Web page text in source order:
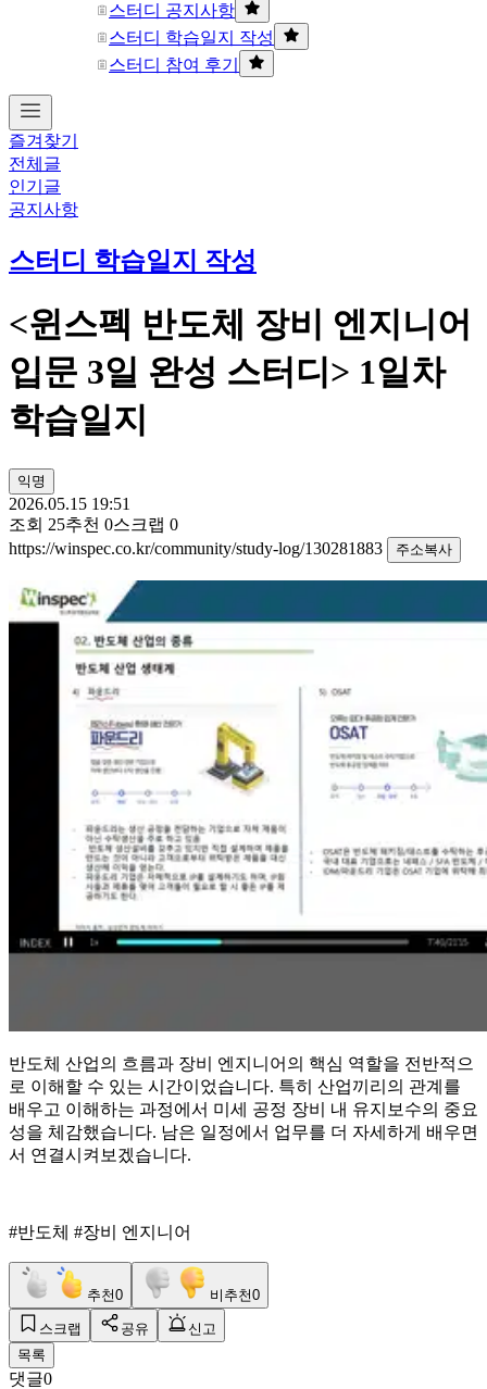
스터디 공지사항
스터디 학습일지 작성
스터디 참여 후기
즐겨찾기
전체글
인기글
공지사항
스터디 학습일지 작성
<윈스펙 반도체 장비 엔지니어
입문 3일 완성 스터디> 1일차
학습일지
익명
2026.05.15 19:51
조회 25추천 0스크랩 0
https://winspec.co.kr/community/study-log/130281883
주소복사
반도체 산업의 흐름과 장비 엔지니어의 핵심 역할을 전반적으
로 이해할 수 있는 시간이었습니다. 특히 산업끼리의 관계를
배우고 이해하는 과정에서 미세 공정 장비 내 유지보수의 중요
성을 체감했습니다. 남은 일정에서 업무를 더 자세하게 배우면
서 연결시켜보겠습니다.
#반도체 #장비 엔지니어
추천0 비추천0
스크랩 공유
신고
목록
댓글0